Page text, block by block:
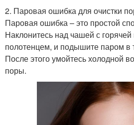
2. Паровая ошибка для очистки
Паровая ошибка – это простой
Наклонитесь над чашей с
полотенцем, и подышите паром в
После этого умойтесь холодной
поры.